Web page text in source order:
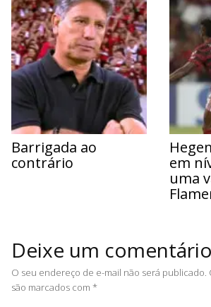
Barrigada ao
contrário
em
uma
Deixe um comentário
O seu endereço de e-mail não será publicado.
são marcados com *